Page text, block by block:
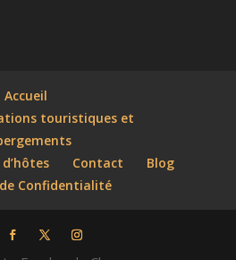
Accueil
touristiques et
Contact
Blog
Confidentialité